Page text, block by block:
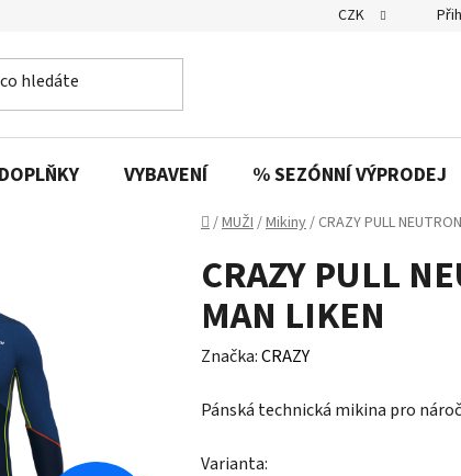
CZK
DOPLŇKY VYBAVENÍ % SEZÓNNÍ VÝPRODEJ
Domů
/MUŽI/Mikiny/ CRAZY PULL
CRAZY PULL
MAN LIKEN
Značka:CRAZY
Pánská technická mikina pro
Varianta: